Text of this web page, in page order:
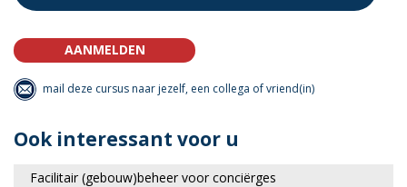
AANMELDEN
mail deze cursus naar jezelf, een collega of vriend(in)
Ook interessant voor u
Facilitair (gebouw)beheer voor conciërges